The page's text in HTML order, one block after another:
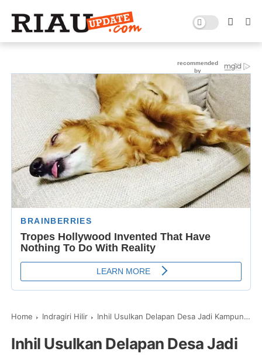
Home Indragiri Hilir Inhil Usulkan Delapan Desa Jadi Kampung Nelayan
Inhil Usulkan Delapan Desa Jadi